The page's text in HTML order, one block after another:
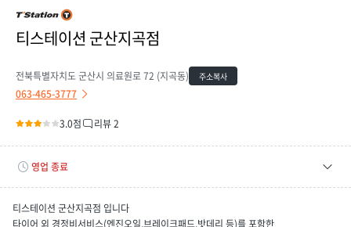
티스테이션 군산지곡점
전북특별자치도 군산시 의료원로 72 (지곡동) 주소복사
063-465-3777
3.0점 리뷰 2
영업 종료
토요일
08:00 ~ 17:00
티스테이션 군산지곡점 입니다
타이어 외 경정비서비스(엔진오일,브레이크패드,밧데리 등)를 포함한